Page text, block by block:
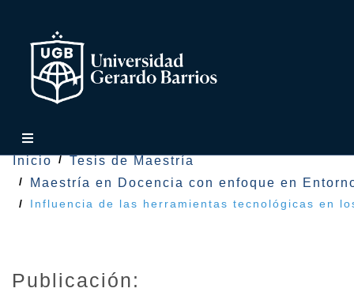
Inicio
Tesis de Maestría
Maestría en Docencia con enfoque en
Influencia de las herramientas tecnológicas en
Publicación: